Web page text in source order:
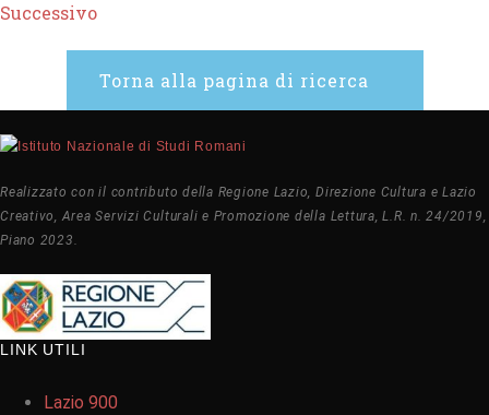
Successivo
Torna alla pagina di ricerca
Realizzato con il contributo della Regione Lazio, Direzione Cultura e Lazio
Creativo, Area Servizi Culturali e Promozione della Lettura, L.R. n. 24/2019,
Piano 2023.
LINK UTILI
Lazio 900